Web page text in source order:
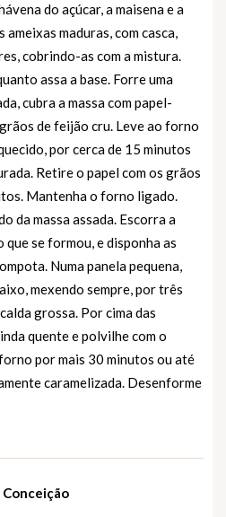
do açúcar, a maisena e a
ameixas maduras, com casca,
cobrindo-as com a mistura.
assa a base. Forre uma
cubra a massa com papel-
de feijão cru. Leve ao forno
por cerca de 15 minutos
Retire o papel com os grãos
Mantenha o forno ligado.
da massa assada. Escorra a
se formou, e disponha as
Numa panela pequena,
mexendo sempre, por três
grossa. Por cima das
quente e polvilhe com o
por mais 30 minutos ou até
caramelizada. Desenforme
Conceição